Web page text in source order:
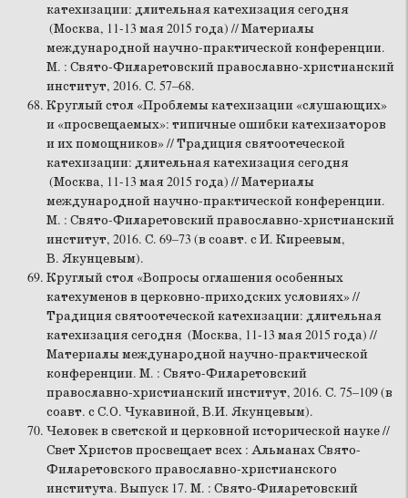
катехизации: длительная катехизация сегодня
(Москва, 11-13 мая 2015 года) // Материалы
международной научно-практической конференции.
М. : Свято-Филаретовский православно-христианский
институт, 2016. С. 57–68.
Круглый стол «Проблемы катехизации «слушающих»
и «просвещаемых»: типичные ошибки катехизаторов
и их помощников» // Традиция святоотеческой
катехизации: длительная катехизация сегодня
(Москва, 11-13 мая 2015 года) // Материалы
международной научно-практической конференции.
М. : Свято-Филаретовский православно-христианский
институт, 2016. С. 69–73 (в соавт. с И. Киреевым,
В. Якунцевым).
Круглый стол «Вопросы оглашения особенных
катехуменов в церковно-приходских условиях» //
Традиция святоотеческой катехизации: длительная
катехизация сегодня (Москва, 11-13 мая 2015 года) //
Материалы международной научно-практической
конференции. М. : Свято-Филаретовский
православно-христианский институт, 2016. С. 75–109 (в
соавт. с С.О. Чукавиной, В.И. Якунцевым).
Человек в светской и церковной исторической науке //
Свет Христов просвещает всех : Альманах Свято-
Филаретовского православно-христианского
института. Выпуск 17. М. : Свято-Филаретовский